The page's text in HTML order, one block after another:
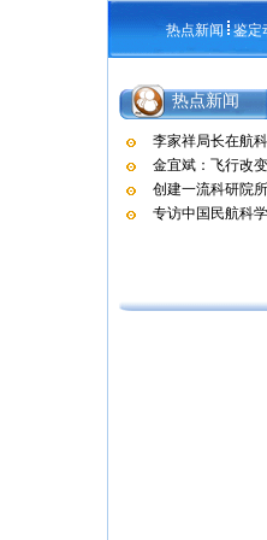
热点新闻 鉴定
热点新闻
李家祥局长在航
金宜斌：飞行改
创建一流科研院
专访中国民航科